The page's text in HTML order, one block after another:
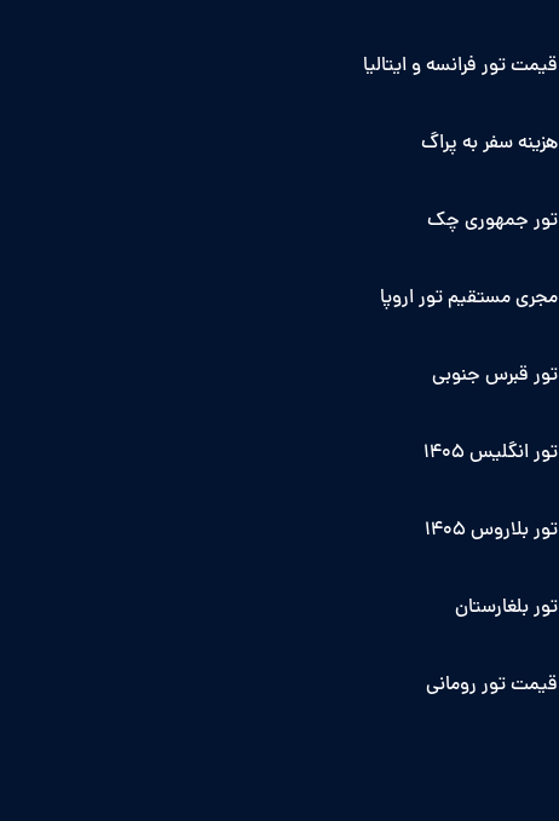
قیمت تور فرانسه و ایتالیا
هزینه سفر به پراگ
تور جمهوری چک
مجری مستقیم تور اروپا
تور قبرس جنوبی
تور انگلیس ۱۴۰5
تور بلاروس 1405
تور بلغارستان
قیمت تور رومانی